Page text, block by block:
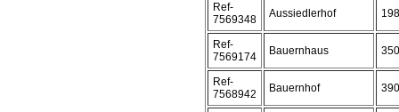
Ref-
7569348
Aussiedlerhof
Ref-
7569174
Bauernhaus
Ref-
7568942
Bauernhof